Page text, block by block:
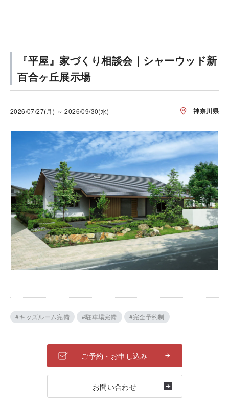
『平屋』家づくり相談会｜シャーウッド新
百合ヶ丘展示場
2026/07/27(月) ～ 2026/09/30(水) 神奈川県
#キッズルーム完備 #駐車場完備 #完全予約制
ご予約・お申し込み
お問い合わせ